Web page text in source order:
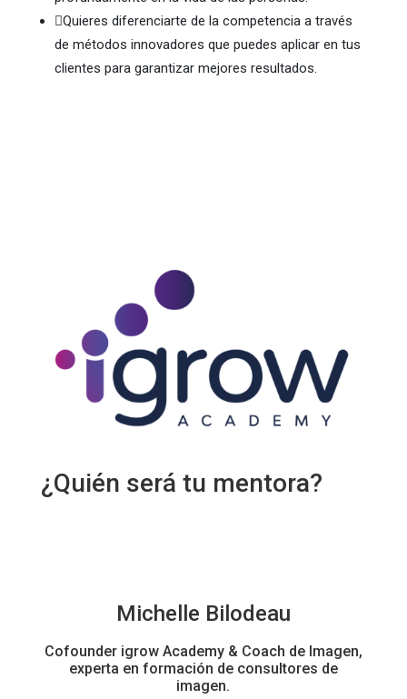
Quieres diferenciarte de la competencia a través
de métodos innovadores que puedes aplicar en tus
clientes para garantizar mejores resultados.
¿Quién será tu mentora?
Michelle Bilodeau
Cofounder igrow Academy & Coach de Imagen,
experta en formación de consultores de
imagen.